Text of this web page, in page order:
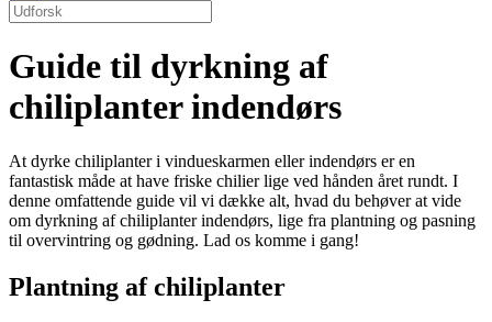
Guide til dyrkning af
chiliplanter indendørs
At dyrke chiliplanter i vindueskarmen eller indendørs er en
fantastisk måde at have friske chilier lige ved hånden året rundt. I
denne omfattende guide vil vi dække alt, hvad du behøver at vide
om dyrkning af chiliplanter indendørs, lige fra plantning og pasning
til overvintring og gødning. Lad os komme i gang!
Plantning af chiliplanter